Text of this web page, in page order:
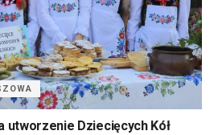
utworzenie Dziecięcych Kół